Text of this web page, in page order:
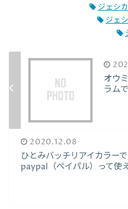
ジェシ
ジェ
オウ
ラム
2020.12.08
ひとみバッチリアイカラーで
paypal（ペイパル）って使